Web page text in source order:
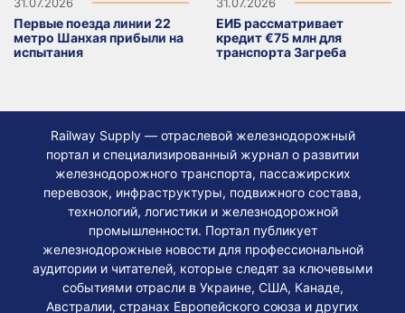
Первые поезда линии 22
метро Шанхая прибыли на
испытания
ЕИБ рассматривает
кредит €75 млн для
транспорта Загреба
Railway Supply — отраслевой железнодорожный
портал и специализированный журнал о развитии
железнодорожного транспорта, пассажирских
перевозок, инфраструктуры, подвижного состава,
технологий, логистики и железнодорожной
промышленности. Портал публикует
железнодорожные новости для профессиональной
аудитории и читателей, которые следят за ключевыми
событиями отрасли в Украине, США, Канаде,
Австралии, странах Европейского союза и других